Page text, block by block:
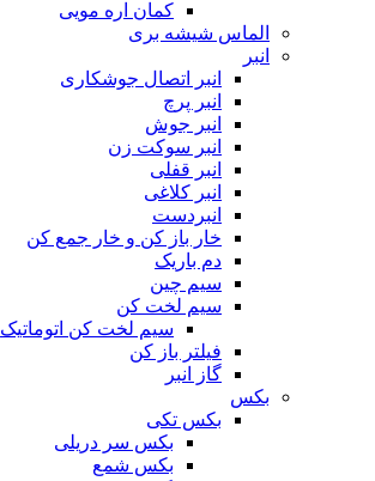
کمان اره مویی
الماس شیشه بری
انبر
انبر اتصال جوشکاری
انبر پرچ
انبر جوش
انبر سوکت زن
انبر قفلی
انبر کلاغی
انبردست
خار باز کن و خار جمع کن
دم باریک
سیم چین
سیم لخت کن
سیم لخت کن اتوماتیک
فیلتر باز کن
گاز انبر
بکس
بکس تکی
بکس سر دریلی
بکس شمع